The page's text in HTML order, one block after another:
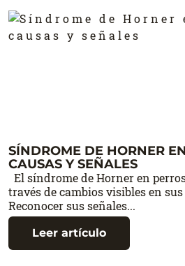
SÍNDROME DE HORNER
CAUSAS Y SEÑALES
El síndrome de Horner en
través de cambios visibles en
Reconocer sus señales...
Leer artículo